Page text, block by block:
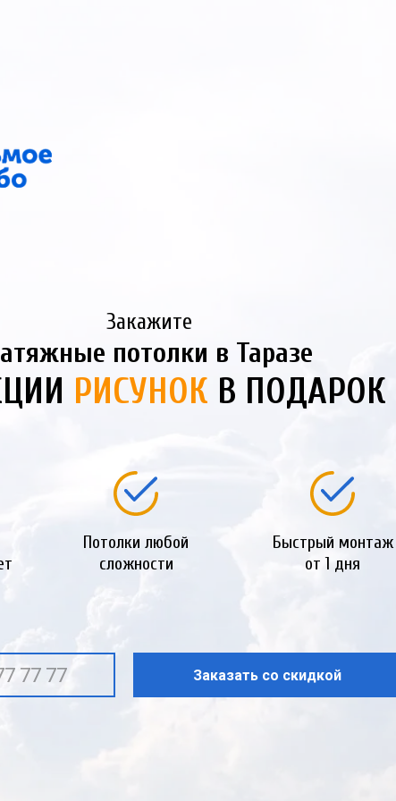
Закажите
Потолки любой
сложности
Быстрый монтаж
от 1 дня
Заказать со скидкой
потолки в Таразе
РИСУНОК В ПОДАРОК